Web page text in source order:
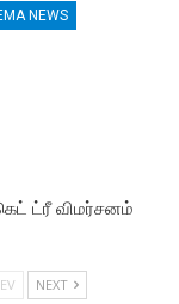
NEWS
ட்ரீ விமர்சனம்
NEXT